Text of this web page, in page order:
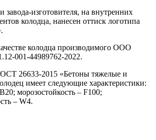
завода-изготовителя, на внутренних
колодца, нанесен оттиск логотипа
колодца производимого ООО
001-44989762-2022.
26633-2015 «Бетоны тяжелые и
имеет следующие характеристики:
морозостойкость – F100;
– W4.